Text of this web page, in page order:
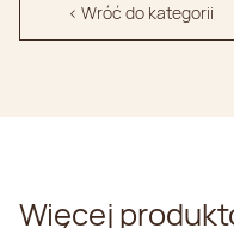
< Wróć do kategorii
Więcej